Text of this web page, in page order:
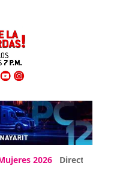
2026 Directorio Expo